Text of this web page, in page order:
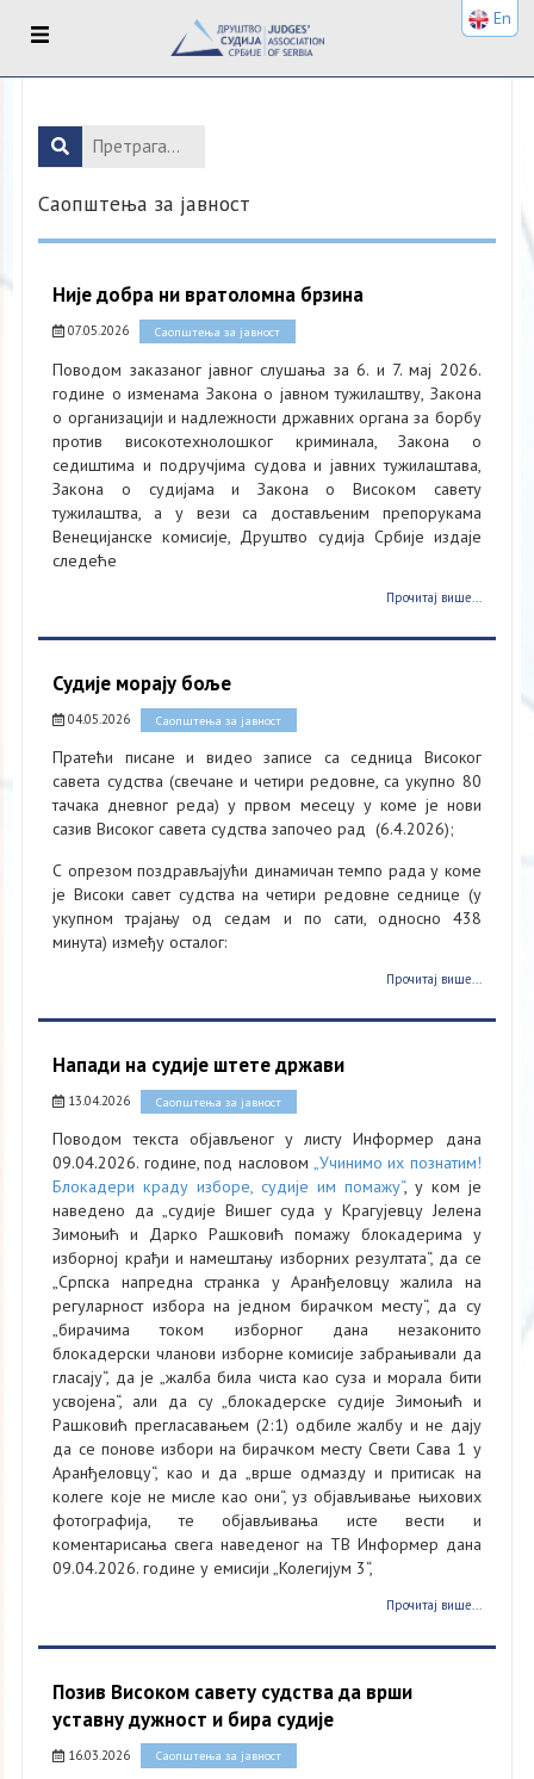
Саопштења за јавност
Није добра ни вратоломна брзина
07.05.2026 Саопштења за јавност
Поводом заказаног јавног слушања за 6. и 7. мај 2026.
године о изменама Закона о јавном тужилаштву, Закона
о организацији и надлежности државних органа за борбу
против високотехнолошког криминала, Закона о
седиштима и подручјима судова и јавних тужилаштава,
Закона о судијама и Закона о Високом савету
тужилаштва, а у вези са достављеним препорукама
Венецијанске комисије, Друштво судија Србије издаје
следеће
Прочитај више...
Судије морају боље
04.05.2026 Саопштења за јавност
Пратећи писане и видео записе са седница Високог
савета судства (свечане и четири редовне, са укупно 80
тачака дневног реда) у првом месецу у коме је нови
сазив Високог савета судства започео рад (6.4.2026);
С опрезом поздрављајући динамичан темпо рада у коме
је Високи савет судства на четири редовне седнице (у
укупном трајању од седам и по сати, односно 438
минута) између осталог:
Прочитај више...
Напади на судије штете држави
13.04.2026 Саопштења за јавност
Поводом текста објављеног у листу Информер дана
09.04.2026. године, под насловом „Учинимо их познатим!
Блокадери краду изборе, судије им помажу“, у ком је
наведено да „судије Вишег суда у Крагујевцу Јелена
Зимоњић и Дарко Рашковић помажу блокадерима у
изборној крађи и намештању изборних резултата“, да се
„Српска напредна странка у Аранђеловцу жалила на
регуларност избора на једном бирачком месту“, да су
„бирачима током изборног дана незаконито
блокадерски чланови изборне комисије забрањивали да
гласају“, да је „жалба била чиста као суза и морала бити
усвојена“, али да су „блокадерске судије Зимоњић и
Рашковић прегласавањем (2:1) одбиле жалбу и не дају
да се понове избори на бирачком месту Свети Сава 1 у
Аранђеловцу“, као и да „врше одмазду и притисак на
колеге које не мисле као они“, уз објављивање њихових
фотографија, те објављивања исте вести и
коментарисања свега наведеног на ТВ Информер дана
09.04.2026. године у емисији „Колегијум 3“,
Прочитај више...
Позив Високом савету судства да врши
уставну дужност и бира судије
16.03.2026 Саопштења за јавност
En